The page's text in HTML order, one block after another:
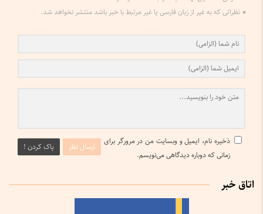
نظراتی که به غیر از زبان فارسی یا غیر مرتبط با خبر باشد منتشر نخواهد شد.
ارسال نظر پاک کردن !
ذخیره نام، ایمیل و وبسایت من در مرورگر برای
زمانی که دوباره دیدگاهی می‌نویسم.
اتاق خبر